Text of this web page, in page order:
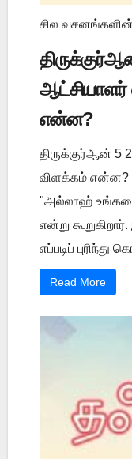
சில
என்ன?
திருக்குர்ஆன்
விளக்கம் என்ன?
"அல்லாஹ்
என்று
எப்படிப் புரிந்து
Read More